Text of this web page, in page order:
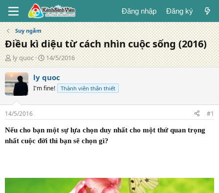
Đăng nhập Đăng ký
Suy ngẫm
Điều kì diệu từ cách nhìn cuộc sống (2016)
T
á
c
g
i
ả
ly quoc
N
g
à
y
đ
g
14/5/2016
ly quoc
I'm fine! Thành viên thân thiết
14/5/2016 #1
Nếu cho bạn một sự lựa chọn duy nhất cho một thứ quan trọng
nhất cuộc đời thì bạn sẽ chọn gì?